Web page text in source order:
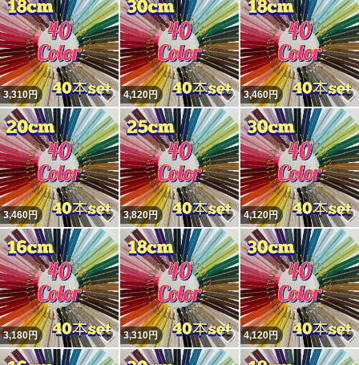
3,310円 いいね！
4,120円 いいね！
3,460円
3,460円 いいね！
3,820円 いいね！
4,120円
3,180円 いいね！
3,310円 いいね！
4,120円